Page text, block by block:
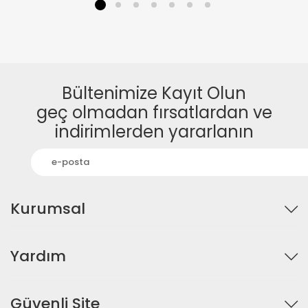
2 3 4 5 6 7
Bültenimize Kayıt Olun
geç olmadan fırsatlardan ve
indirimlerden yararlanın
Kurumsal
Yardım
Güvenli Site